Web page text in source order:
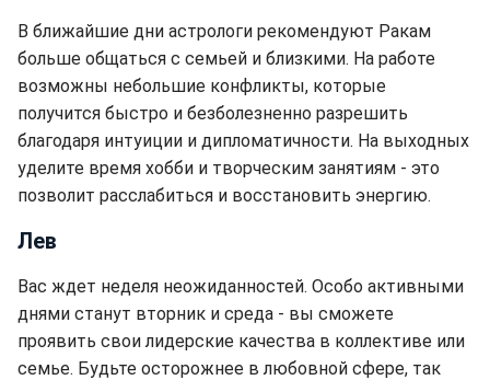
В ближайшие дни астрологи рекомендуют Ракам
больше общаться с семьей и близкими. На работе
возможны небольшие конфликты, которые
получится быстро и безболезненно разрешить
благодаря интуиции и дипломатичности. На выходных
уделите время хобби и творческим занятиям - это
позволит расслабиться и восстановить энергию.
Лев
Вас ждет неделя неожиданностей. Особо активными
днями станут вторник и среда - вы сможете
проявить свои лидерские качества в коллективе или
семье. Будьте осторожнее в любовной сфере, так